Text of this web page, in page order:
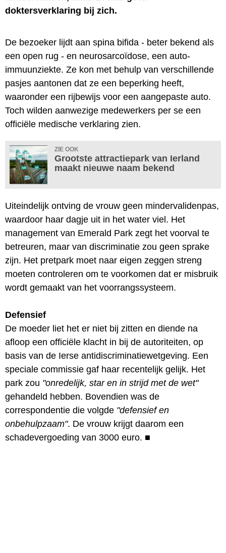
doktersverklaring bij zich.
De bezoeker lijdt aan spina bifida - beter bekend als
een open rug - en neurosarcoïdose, een auto-
immuunziekte. Ze kon met behulp van verschillende
pasjes aantonen dat ze een beperking heeft,
waaronder een rijbewijs voor een aangepaste auto.
Toch wilden aanwezige medewerkers per se een
officiële medische verklaring zien.
ZIE OOK
Grootste attractiepark van Ierland
maakt nieuwe naam bekend
Uiteindelijk ontving de vrouw geen mindervalidenpas,
waardoor haar dagje uit in het water viel. Het
management van Emerald Park zegt het voorval te
betreuren, maar van discriminatie zou geen sprake
zijn. Het pretpark moet naar eigen zeggen streng
moeten controleren om te voorkomen dat er misbruik
wordt gemaakt van het voorrangssysteem.
Defensief
De moeder liet het er niet bij zitten en diende na
afloop een officiële klacht in bij de autoriteiten, op
basis van de Ierse antidiscriminatiewetgeving. Een
speciale commissie gaf haar recentelijk gelijk. Het
park zou "onredelijk, star en in strijd met de wet"
gehandeld hebben. Bovendien was de
correspondentie die volgde "defensief en
onbehulpzaam". De vrouw krijgt daarom een
schadevergoeding van 3000 euro. ■